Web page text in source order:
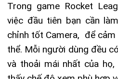
Trong game Rocket
việc đầu tiên bạn cần
chỉnh tốt Camera, để
thể. Mỗi người dùng đều
và thoải mái nhất của